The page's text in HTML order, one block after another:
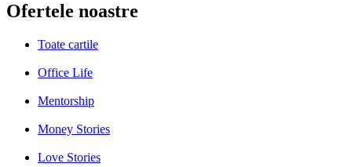
Ofertele noastre
Toate cartile
Office Life
Mentorship
Money Stories
Love Stories